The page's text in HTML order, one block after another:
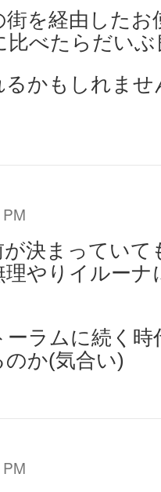
を経由したお
比べたらだい
かもしれま
決まっていて
やりイルーナ
ーラムに続く
か(気合い)